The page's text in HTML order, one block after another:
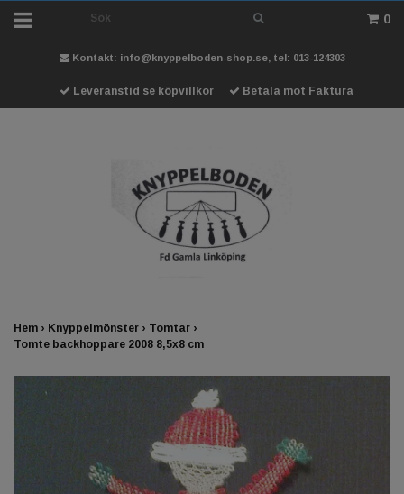
0
Kontakt: info@knyppelboden-shop.se, tel: 013-124303
Leveranstid se köpvillkor Betala mot Faktura
Hem › Knyppelmönster › Tomtar ›
Tomte backhoppare 2008 8,5x8 cm